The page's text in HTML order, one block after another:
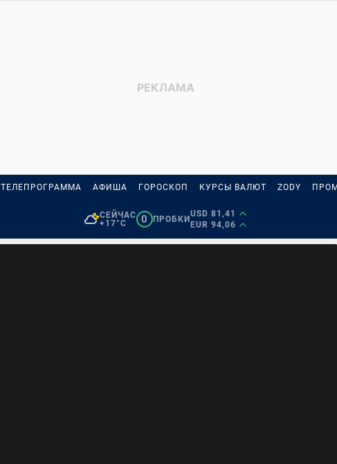
ТЕЛЕПРОГРАММА АФИША ГОРОСКОП КУРСЫ ВАЛЮТ ZODY
СЕЙЧАС
+17°C
0 ПРОБКИ
USD 81,41
EUR 94,06